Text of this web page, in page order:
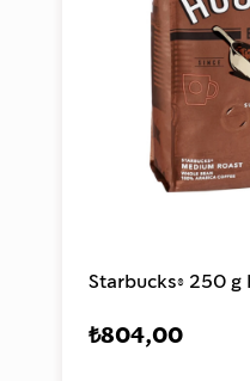
Starbucks® 250 g
₺804,00